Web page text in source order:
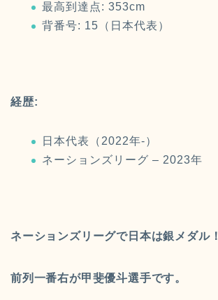
最高到達点: 353cm
背番号: 15（日本代表）
経歴:
日本代表（2022年-）
ネーションズリーグ – 2023年
ネーションズリーグで日本は銀メダル！
前列一番右が甲斐優斗選手です。